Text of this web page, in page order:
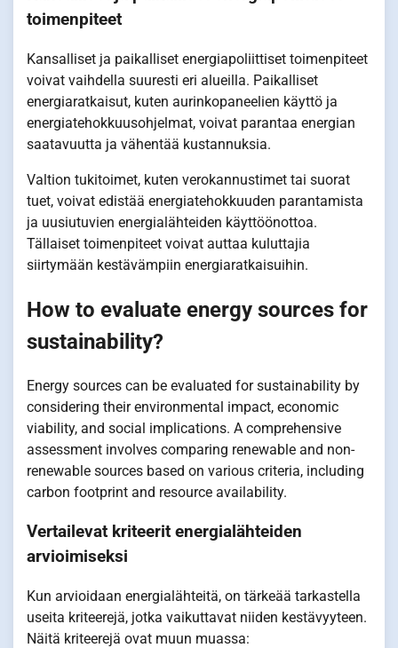
toimenpiteet
Kansalliset ja paikalliset energiapoliittiset toimenpiteet
voivat vaihdella suuresti eri alueilla. Paikalliset
energiaratkaisut, kuten aurinkopaneelien käyttö ja
energiatehokkuusohjelmat, voivat parantaa energian
saatavuutta ja vähentää kustannuksia.
Valtion tukitoimet, kuten verokannustimet tai suorat
tuet, voivat edistää energiatehokkuuden parantamista
ja uusiutuvien energialähteiden käyttöönottoa.
Tällaiset toimenpiteet voivat auttaa kuluttajia
siirtymään kestävämpiin energiaratkaisuihin.
How to evaluate energy sources for
sustainability?
Energy sources can be evaluated for sustainability by
considering their environmental impact, economic
viability, and social implications. A comprehensive
assessment involves comparing renewable and non-
renewable sources based on various criteria, including
carbon footprint and resource availability.
Vertailevat kriteerit energialähteiden
arvioimiseksi
Kun arvioidaan energialähteitä, on tärkeää tarkastella
useita kriteerejä, jotka vaikuttavat niiden kestävyyteen.
Näitä kriteerejä ovat muun muassa: